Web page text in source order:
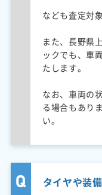
なども査定対
また、長野県
ックでも、車
たします。
なお、車両の
る場合もあり
い。
タイヤや装